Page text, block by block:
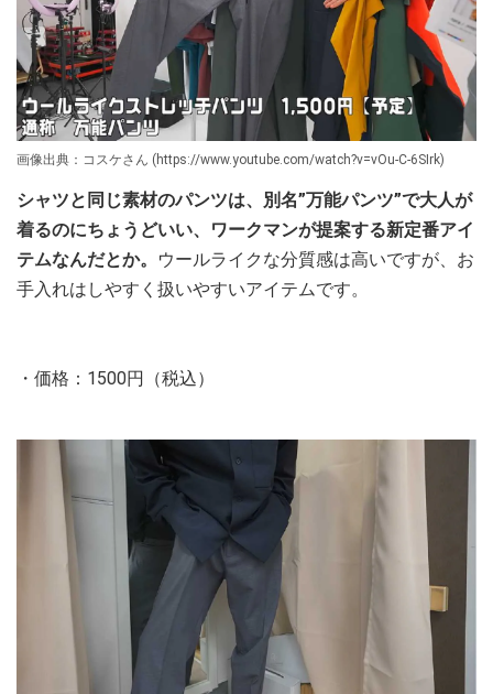
画像出典：コスケさん (https://www.youtube.com/watch?v=vOu-C-6SIrk)
シャツと同じ素材のパンツは、別名”万能パンツ”で大人が
着るのにちょうどいい、ワークマンが提案する新定番アイ
テムなんだとか。
ウールライクな分質感は高いですが、お
手入れはしやすく扱いやすいアイテムです。
・価格：1500円（税込）